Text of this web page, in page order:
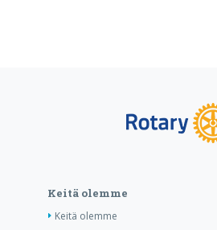
Keitä olemme
Keitä olemme